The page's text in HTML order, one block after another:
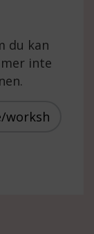
du kan
inte